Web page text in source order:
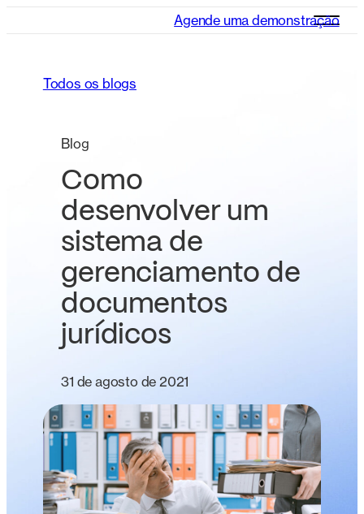
Agende uma demonstração
Todos os blogs
Blog
Como
desenvolver um
sistema de
gerenciamento de
documentos
jurídicos
31 de agosto de 2021